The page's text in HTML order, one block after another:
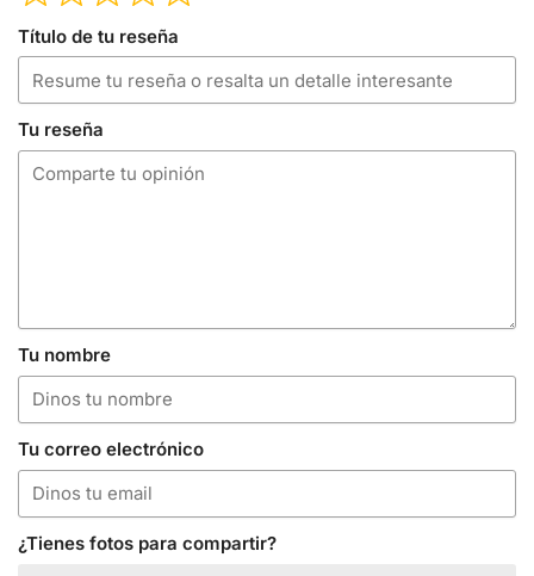
Título de tu reseña
Tu reseña
Tu nombre
Tu correo electrónico
¿Tienes fotos para compartir?